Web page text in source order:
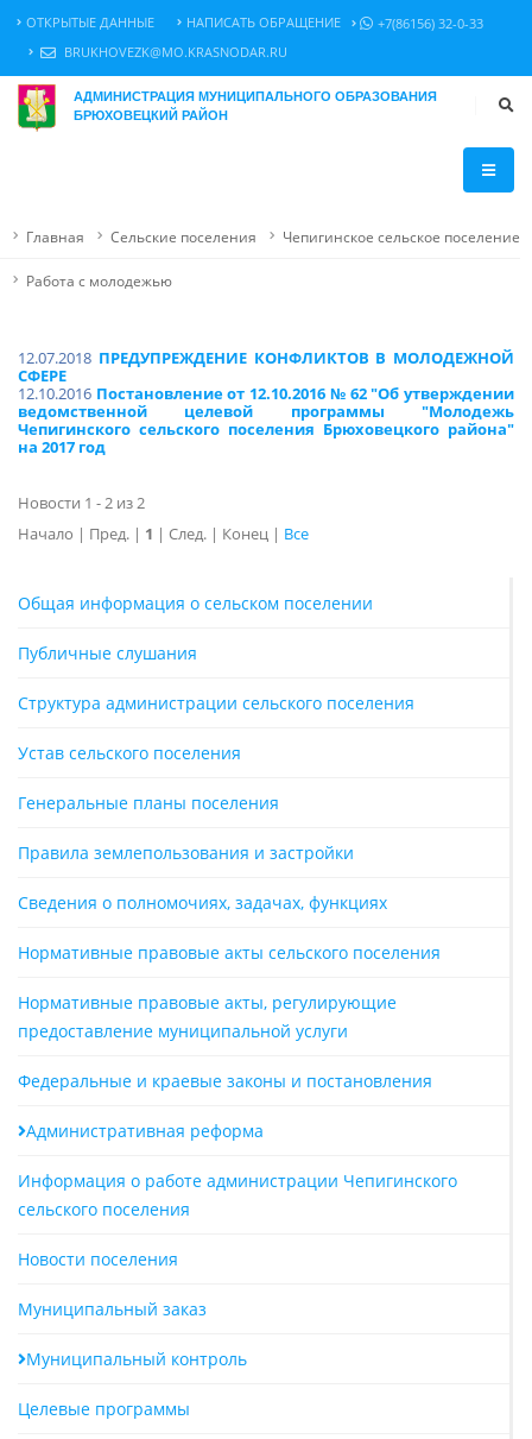
ОТКРЫТЫЕ ДАННЫЕ НАПИСАТЬ ОБРАЩЕНИЕ
+7(86156) 32-0-33
BRUKHOVEZK@MO.KRASNODAR.RU
АДМИНИСТРАЦИЯ МУНИЦИПАЛЬНОГО ОБРАЗОВАНИЯ
БРЮХОВЕЦКИЙ РАЙОН
Главная Сельские поселения Чепигинское сельское поселение
Работа с молодежью
Общая информация о сельском поселении
Публичные слушания
Структура администрации сельского поселения
Устав сельского поселения
Генеральные планы поселения
Правила землепользования и застройки
Сведения о полномочиях, задачах, функциях
Нормативные правовые акты сельского поселения
Нормативные правовые акты, регулирующие
предоставление муниципальной услуги
Федеральные и краевые законы и постановления
Административная реформа
Информация о работе администрации Чепигинского
сельского поселения
Новости поселения
Муниципальный заказ
Муниципальный контроль
Целевые программы
12.07.2018 ПРЕДУПРЕЖДЕНИЕ КОНФЛИКТОВ В МОЛОДЕЖНОЙ
СФЕРЕ
12.10.2016 Постановление от 12.10.2016 № 62 "Об утверждении
ведомственной целевой программы "Молодежь
Чепигинского сельского поселения Брюховецкого района"
на 2017 год
Новости 1 - 2 из 2
Начало | Пред. | 1 | След. | Конец | Все